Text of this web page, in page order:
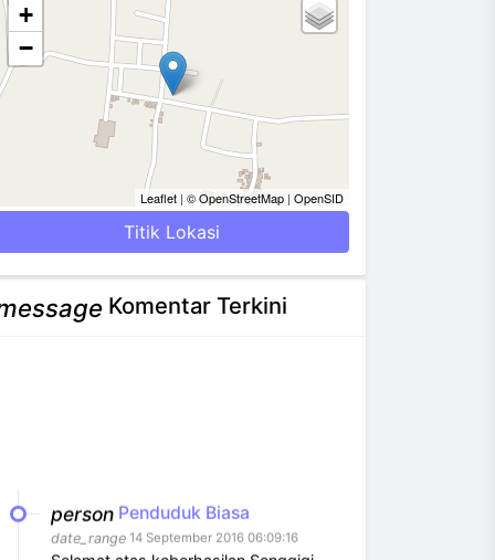
+
−
Leaflet| © OpenStreetMap| OpenSID
Titik Lokasi
Komentar Terkini
date_range14 September 2016 06:09:16
Selamat atas keberhasilan Senggigi